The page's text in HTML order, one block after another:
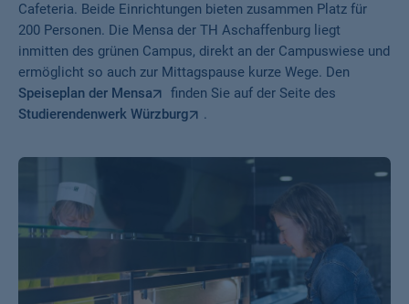
Cafeteria. Beide Einrichtungen bieten zusammen Platz für
200 Personen. Die Mensa der TH Aschaffenburg liegt
inmitten des grünen Campus, direkt an der Campuswiese und
ermöglicht so auch zur Mittagspause kurze Wege. Den
Speiseplan der Mensa
finden Sie auf der Seite des
Studierendenwerk Würzburg
.